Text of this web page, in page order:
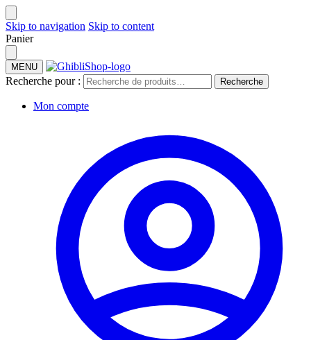
Skip to navigation Skip to content
Panier
MENU
Recherche pour : Recherche
Mon compte